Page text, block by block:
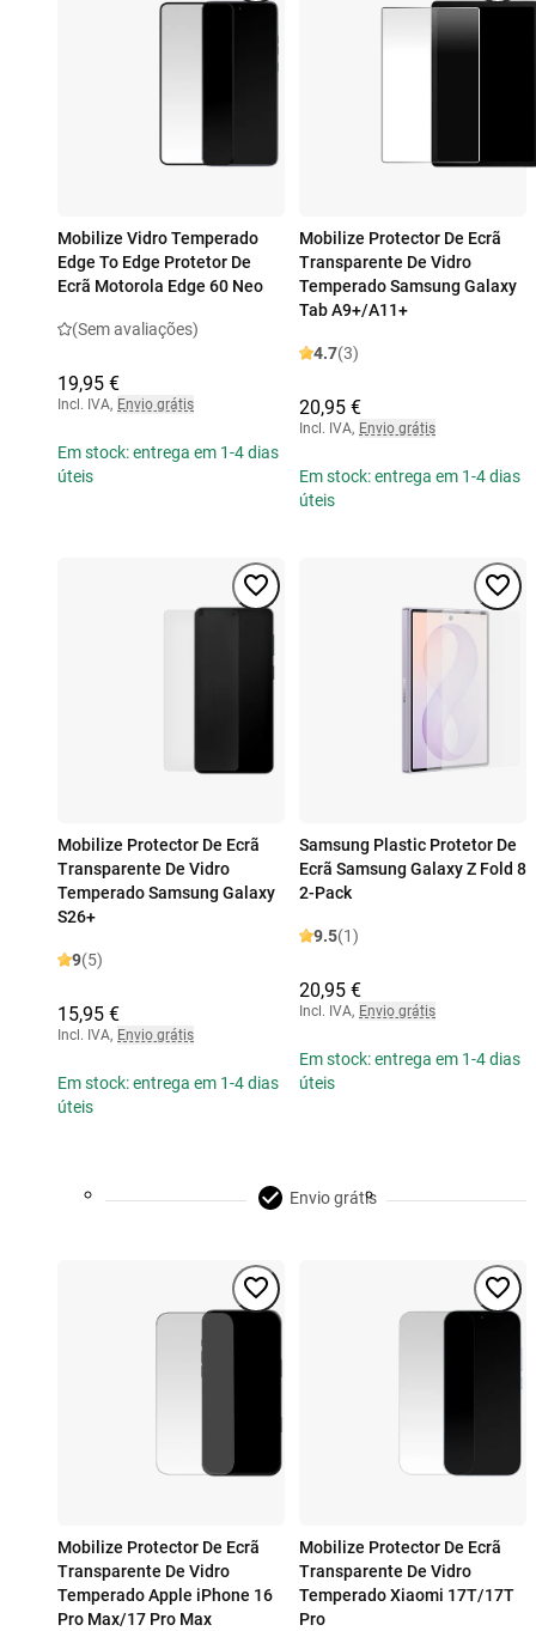
Mobilize Vidro Temperado
Edge To Edge Protetor De
Ecrã Motorola Edge 60 Neo
(Sem avaliações)
19,95 €
Incl. IVA, Envio grátis
Em stock: entrega em 1-4 dias
úteis
Mobilize Protector De Ecrã
Transparente De Vidro
Temperado Samsung Galaxy
Tab A9+/A11+
4.7(3)
20,95 €
Incl. IVA, Envio grátis
Em stock: entrega em 1-4 dias
úteis
Mobilize Protector De Ecrã
Transparente De Vidro
Temperado Samsung Galaxy
S26+
9(5)
15,95 €
Incl. IVA, Envio grátis
Em stock: entrega em 1-4 dias
úteis
Samsung Plastic Protetor De
Ecrã Samsung Galaxy Z Fold 8
2-Pack
9.5(1)
20,95 €
Incl. IVA, Envio grátis
Em stock: entrega em 1-4 dias
úteis
Envio grátis
Mobilize Protector De Ecrã
Transparente De Vidro
Temperado Apple iPhone 16
Pro Max/17 Pro Max
Mobilize Protector De Ecrã
Transparente De Vidro
Temperado Xiaomi 17T/17T
Pro